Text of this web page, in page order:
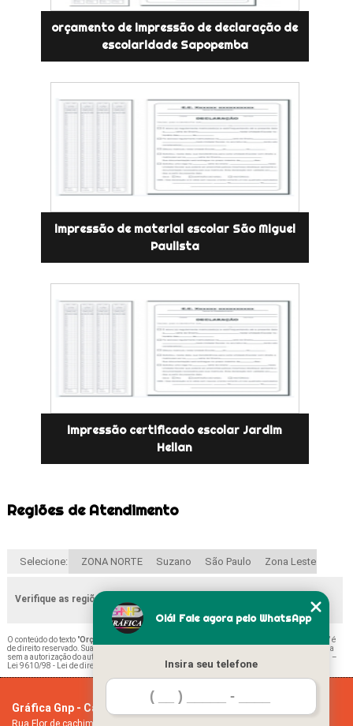
orçamento de impressão de declaração de
escolaridade Sapopemba
impressão de material escolar São Miguel
Paulista
impressão certificado escolar Jardim
Helian
Regiões de Atendimento
Selecione: ZONA NORTE Suzano São Paulo Zona Leste
Verifique as regiões que atendemos
O conteúdo do texto "Orçamento de Impressão de Ficha de Matrícula Escolar Piqueri
" é
de direito reservado. Sua reprodução, parcial ou total, mesmo citando nossos links, é proibida
sem a autorização do autor. Crime de violação de direito autoral – artigo 184 do Código Penal –
Lei 9610/98 - Lei de direitos autorais
Gráfica Gnp - Cartão de visita
Rua Flor de cachimbo, 274 - Jardim Santana
Olá! Fale agora pelo WhatsApp
Insira seu telefone